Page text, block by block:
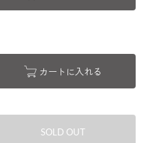
カートに入れる
SOLD OUT